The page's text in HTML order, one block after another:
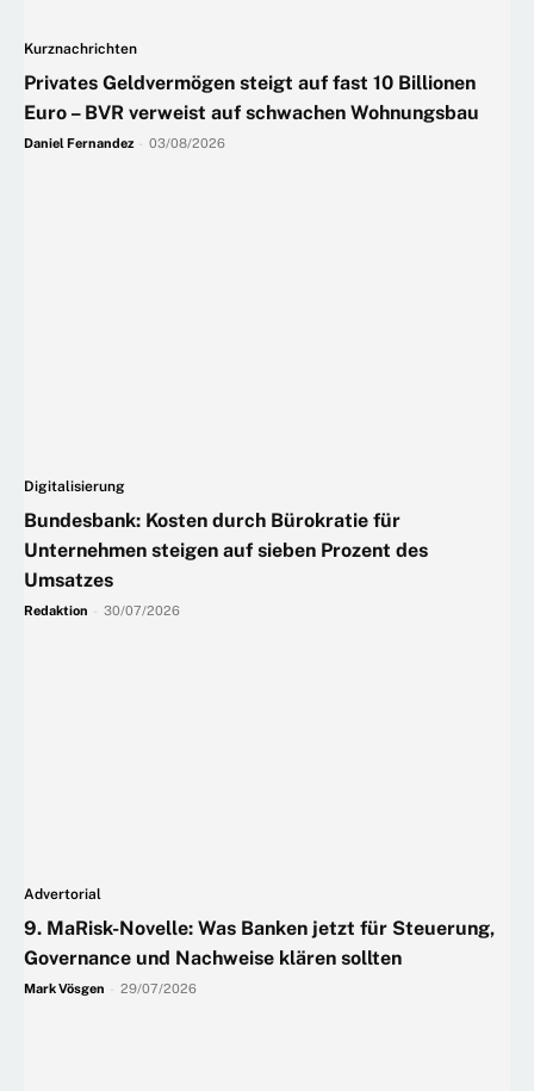
Kurznachrichten
Privates Geldvermögen steigt auf fast 10 Billionen
Euro – BVR verweist auf schwachen Wohnungsbau
Daniel Fernandez 03/08/2026
Digitalisierung
Bundesbank: Kosten durch Bürokratie für
Unternehmen steigen auf sieben Prozent des
Umsatzes
Redaktion 30/07/2026
Advertorial
9. MaRisk-Novelle: Was Banken jetzt für Steuerung,
Governance und Nachweise klären sollten
Mark Vösgen 29/07/2026